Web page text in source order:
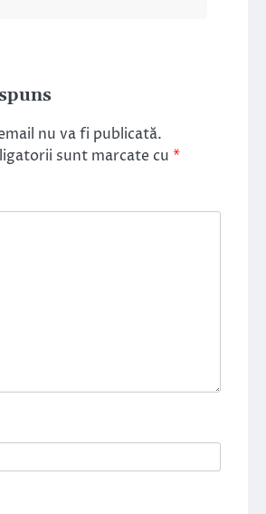
nu va fi publicată.
sunt marcate cu *